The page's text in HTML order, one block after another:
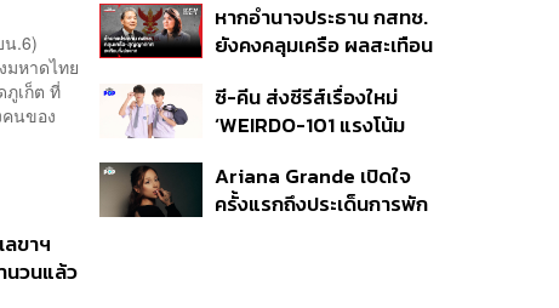
น.6)
มหาดไทย
ภูเก็ต ที่
นของ
ขาฯ
นวนแล้ว
แห่งชาติ สานสัมพันธ์
แน่นแฟ้น 50 ปี
หากอำนาจประธาน กสทช.
ยังคงคลุมเครือ ผลสะเทือน
หนักแค่ไหน
ซี-คีน ส่งซีรีส์เรื่องใหม่
‘WEIRDO-101 แรงโน้ม
แรก 14 ส.ค. นี้
Ariana Grande เปิดใจ
ครั้งแรกถึงประเด็นการพัก